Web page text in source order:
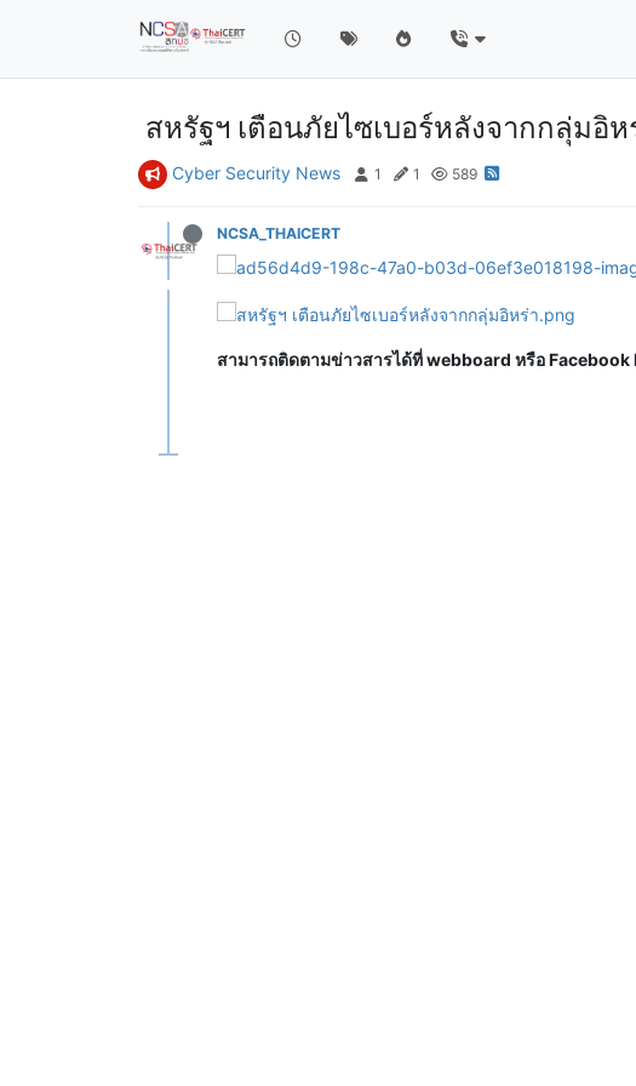
สหรัฐฯ เตือนภัยไซเบอร์หลังจากกลุ่มอิ
Cyber Security News 1 1 589
NCSA_THAICERT
สามารถติดตามข่าวสารได้ที่ webboard หรือ Facebook